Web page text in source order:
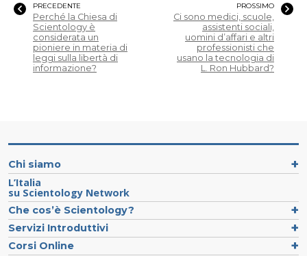
PRECEDENTE
Perché la Chiesa di
Scientology è
considerata un
pioniere in materia di
leggi sulla libertà di
informazione?
PROSSIMO
Ci sono medici, scuole,
assistenti sociali,
uomini d’affari e altri
professionisti che
usano la tecnologia di
L. Ron Hubbard?
Chi siamo
L’Italia
su Scientology Network
Che cos’è Scientology?
Servizi Introduttivi
Corsi Online